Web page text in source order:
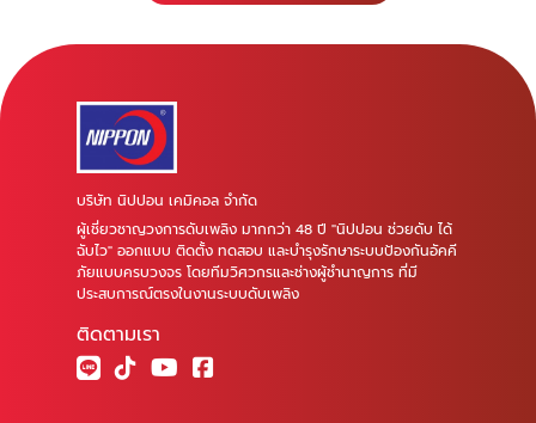
บริษัท นิปปอน เคมิคอล จำกัด
ผู้เชี่ยวชาญวงการดับเพลิง มากกว่า 48 ปี "นิปปอน ช่วยดับ ได้
ฉับไว" ออกแบบ ติดตั้ง ทดสอบ และบำรุงรักษาระบบป้องกันอัคคี
ภัยแบบครบวงจร โดยทีมวิศวกรและช่างผู้ชำนาญการ ที่มี
ประสบการณ์ตรงในงานระบบดับเพลิง
ติดตามเรา